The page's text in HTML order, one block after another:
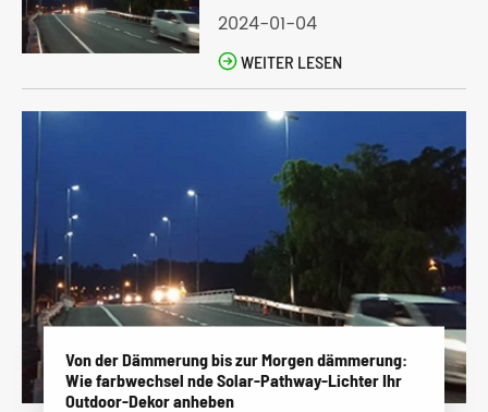
2024-01-04
WEITER LESEN
Von der Dämmerung bis zur Morgen dämmerung:
Wie farbwechsel nde Solar-Pathway-Lichter Ihr
Outdoor-Dekor anheben